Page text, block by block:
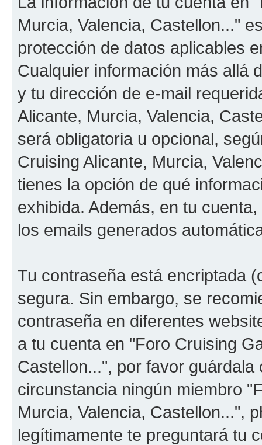
Murcia, Valencia, Castellon..."
protección de datos aplicables
Cualquier información más allá
y tu dirección de e-mail
Alicante, Murcia, Valencia,
será obligatoria u opcional,
Cruising Alicante, Murcia,
tienes la opción de qué
exhibida. Además, en tu
los emails generados
Tu contraseña está encriptada
segura. Sin embargo, se
contraseña en diferentes
a tu cuenta en "Foro Cruising
Castellon...", por favor
circunstancia ningún miembro
Murcia, Valencia, Castellon...",
legítimamente te preguntará tu